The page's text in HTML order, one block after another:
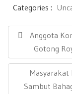
e
b
oo
k
tt
er
Categories :
N
g
P
E
V
I
Anggota
Gotong
N
E
Masyarakat
Sambut